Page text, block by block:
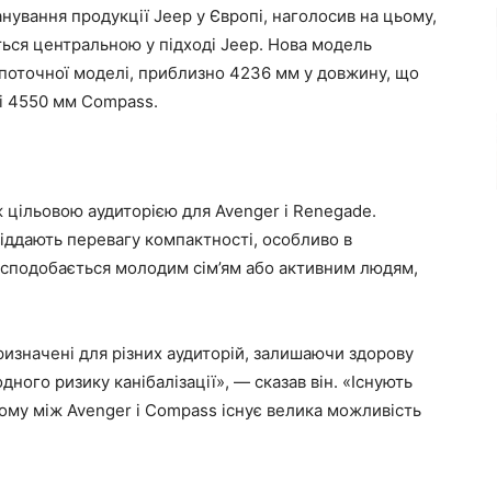
продукції Jeep у Європі, наголосив на цьому,
центральною у підході Jeep. Нова модель
моделі, приблизно 4236 мм у довжину, що
4550 мм Compass.
аудиторією для Avenger і Renegade.
перевагу компактності, особливо в
молодим сім’ям або активним людям,
для різних аудиторій, залишаючи здорову
ризику канібалізації», — сказав він. «Існують
між Avenger і Compass існує велика можливість